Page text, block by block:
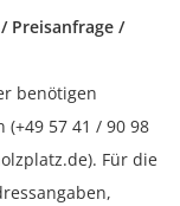
Preisanfrage /
benötigen
57 41 / 90 98
Für die